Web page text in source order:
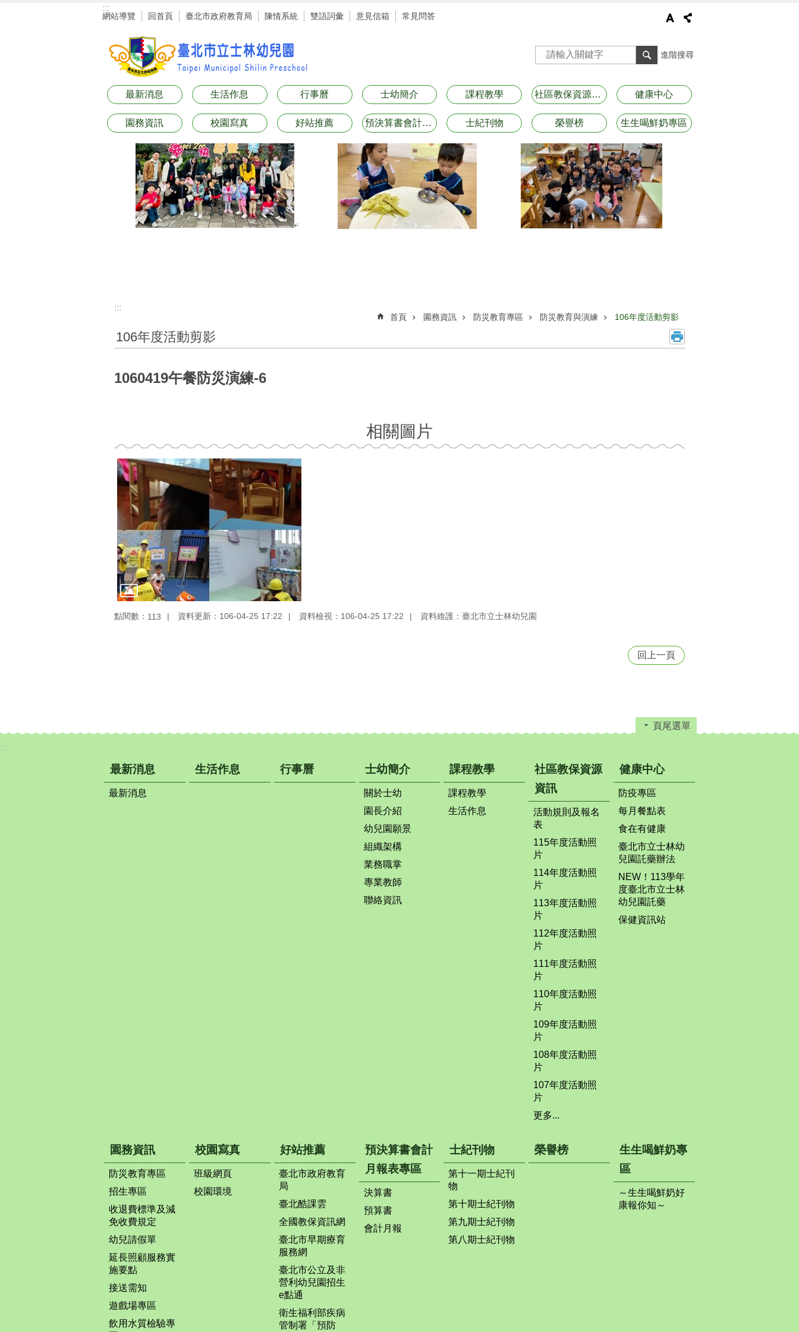
:::
網站導覽 回首頁 臺北市政府教育局 陳情系統 雙語詞彙 意見信箱 常見問答
進階搜尋
最新消息 生活作息 行事曆 士幼簡介 課程教學 社區教保資源資訊 健康中心
園務資訊 校園寫真 好站推薦 預決算書會計月報表專區 士紀刊物 榮譽榜 生生喝鮮奶專區
:::
首頁 園務資訊 防災教育專區 防災教育與演練 106年度活動剪影
106年度活動剪影
1060419午餐防災演練-6
相關圖片
點閱數： 113 資料更新：106-04-25 17:22 資料檢視：106-04-25 17:22 資料維護：臺北市立士林幼兒園
回上一頁
頁尾選單
:::
最新消息
最新消息
生活作息 行事曆 士幼簡介
關於士幼
園長介紹
幼兒園願景
組織架構
業務職掌
專業教師
聯絡資訊
課程教學
課程教學
生活作息
社區教保資源
資訊
活動規則及報名
表
115年度活動照
片
114年度活動照
片
113年度活動照
片
112年度活動照
片
111年度活動照
片
110年度活動照
片
109年度活動照
片
108年度活動照
片
107年度活動照
片
更多...
健康中心
防疫專區
每月餐點表
食在有健康
臺北市立士林幼
兒園託藥辦法
NEW！113學年
度臺北市立士林
幼兒園託藥
保健資訊站
園務資訊
防災教育專區
招生專區
收退費標準及減
免收費規定
幼兒請假單
延長照顧服務實
施要點
接送需知
遊戲場專區
飲用水質檢驗專
校園寫真
班級網頁
校園環境
好站推薦
臺北市政府教育
局
臺北酷課雲
全國教保資訊網
臺北市早期療育
服務網
臺北市公立及非
營利幼兒園招生
e點通
衛生福利部疾病
管制署「預防
預決算書會計
月報表專區
決算書
預算書
會計月報
士紀刊物
第十一期士紀刊
物
第十期士紀刊物
第九期士紀刊物
第八期士紀刊物
榮譽榜
生生喝鮮奶專
區
～生生喝鮮奶好
康報你知～